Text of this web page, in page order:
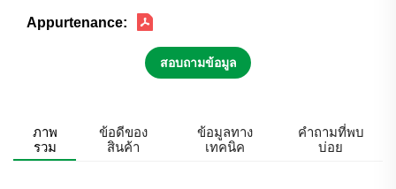
Appurtenance:
สอบถามข้อมูล
ภาพ
รวม
ข้อดีของ
สินค้า
ข้อมูลทาง
เทคนิค
คำถามที่พบ
บ่อย